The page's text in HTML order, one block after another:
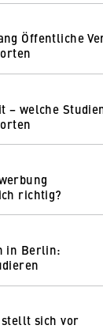
Öffentliche
− welche
richtig?
in Berlin:
stellt sich vor